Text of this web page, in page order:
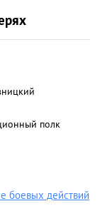
полк
боевых действий